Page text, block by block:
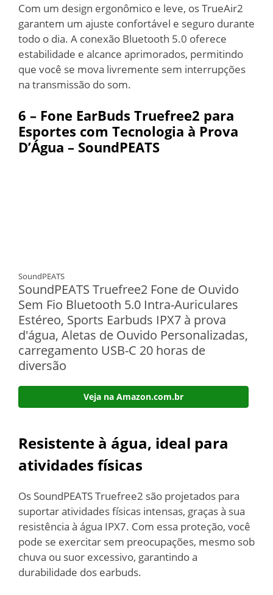
Com um design ergonômico e leve, os TrueAir2
garantem um ajuste confortável e seguro durante
todo o dia. A conexão Bluetooth 5.0 oferece
estabilidade e alcance aprimorados, permitindo
que você se mova livremente sem interrupções
na transmissão do som.
6 – Fone EarBuds Truefree2 para
Esportes com Tecnologia à Prova
D’Água – SoundPEATS
SoundPEATS
SoundPEATS Truefree2 Fone de Ouvido
Sem Fio Bluetooth 5.0 Intra-Auriculares
Estéreo, Sports Earbuds IPX7 à prova
d'água, Aletas de Ouvido Personalizadas,
carregamento USB-C 20 horas de
diversão
Veja na Amazon.com.br
Resistente à água, ideal para
atividades físicas
Os SoundPEATS Truefree2 são projetados para
suportar atividades físicas intensas, graças à sua
resistência à água IPX7. Com essa proteção, você
pode se exercitar sem preocupações, mesmo sob
chuva ou suor excessivo, garantindo a
durabilidade dos earbuds.